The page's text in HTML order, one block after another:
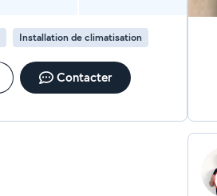
Installation de climatisation
Contacter